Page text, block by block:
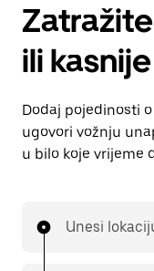
ili
Dodaj pojedinosti
ugovori vožnju
u bilo koje vrijeme
Unesi